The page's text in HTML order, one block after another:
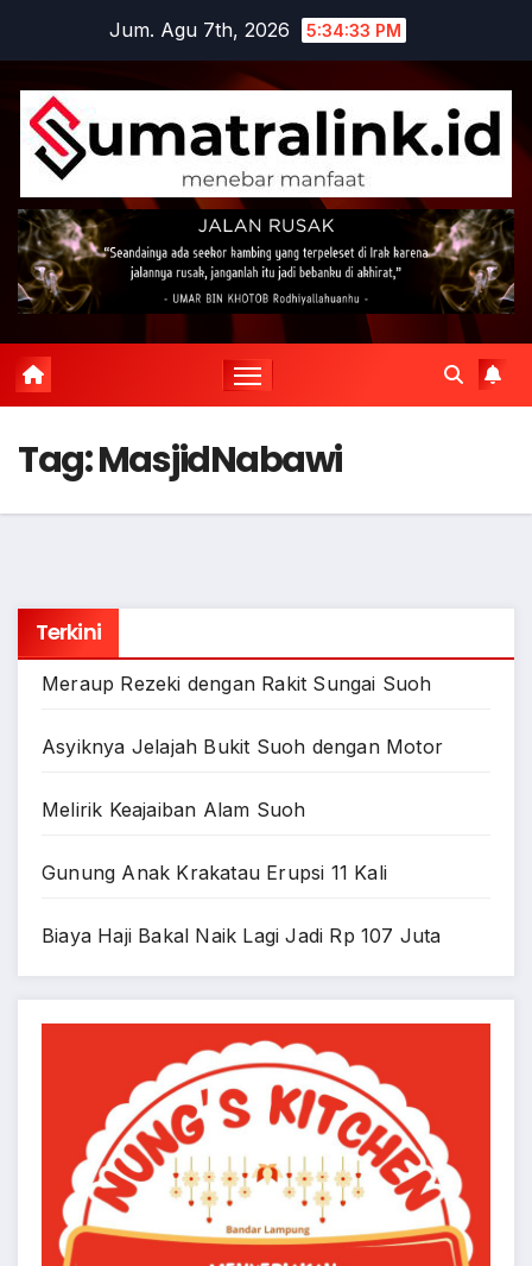
content
Jum. Agu 7th, 2026 5:34:33 PM
Tag:MasjidNabawi
Terkini
Meraup Rezeki dengan Rakit Sungai Suoh
Asyiknya Jelajah Bukit Suoh dengan Motor
Melirik Keajaiban Alam Suoh
Gunung Anak Krakatau Erupsi 11 Kali
Biaya Haji Bakal Naik Lagi Jadi Rp 107 Juta